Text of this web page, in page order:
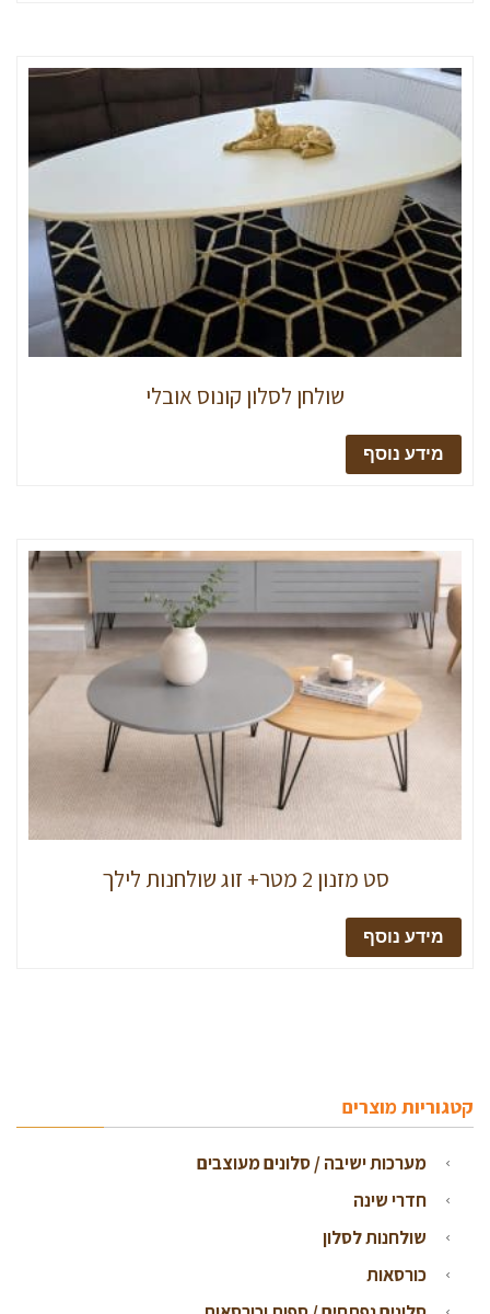
שולחן לסלון קונוס אובלי
מידע נוסף
סט מזנון 2 מטר+ זוג שולחנות לילך
מידע נוסף
קטגוריות מוצרים
מערכות ישיבה / סלונים מעוצבים
חדרי שינה
שולחנות לסלון
כורסאות